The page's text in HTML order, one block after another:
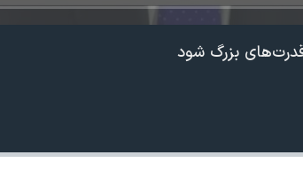
قدرت‌های بزرگ شود